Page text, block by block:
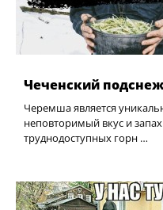
Чеченский
Черемша является
неповторимый вкус и
труднодоступных горн …